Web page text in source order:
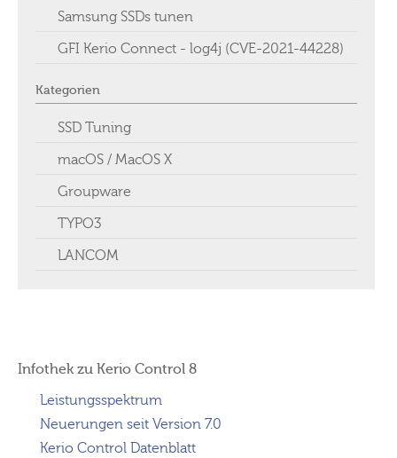
Samsung SSDs tunen
GFI Kerio Connect - log4j (CVE-2021-44228)
Kategorien
SSD Tuning
macOS / MacOS X
Groupware
TYPO3
LANCOM
Infothek zu Kerio Control 8
Leistungsspektrum
Neuerungen seit Version 7.0
Kerio Control Datenblatt